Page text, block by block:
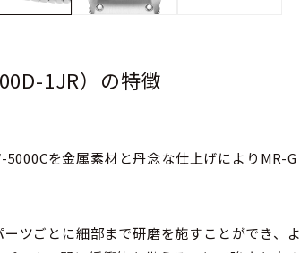
1JR）の特徴
を金属素材と丹念な仕上げによりMR-G
ツごとに細部まで研磨を施すことができ、よ